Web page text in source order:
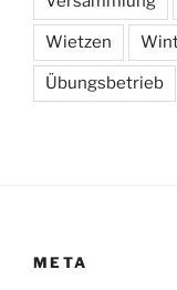
Wietzen
Übungsbetrieb
META